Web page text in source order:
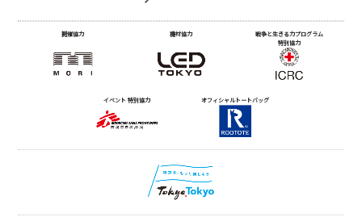
開催協力 機材協力
戦争と生きる力プログラム
特別協力
イベント 特別協力 オフィシャルトートバッグ